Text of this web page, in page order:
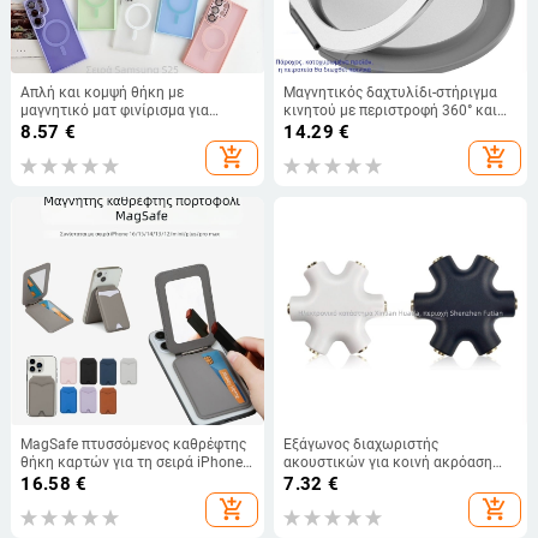
Απλή και κομψή θήκη με
μαγνητικό ματ φινίρισμα για
Samsung Galaxy S25 Ultra,
8.57 €
add_shopping_cart
Μαγνητικός δαχτυλίδι-στήριγμα
κινητού με περιστροφή 360° και
ρυθμιζόμενη βάση γραφείου —
σιλικόνη ματ φινίρισμα, δύο σε
ένα, συμβατό με iPhone 13 Pro/14
14.29 €
add_shopping_cart
MagSafe πτυσσόμενος καθρέφτης
θήκη καρτών για τη σειρά iPhone
16 με μαγνήτη N52
16.58 €
add_shopping_cart
Εξάγωνος διαχωριστής
ακουστικών για κοινή ακρόαση
ήχου σε ψηφιακές συσκευές —
Hexagonal earphone splitter;
7.32 €
add_shopping_cart